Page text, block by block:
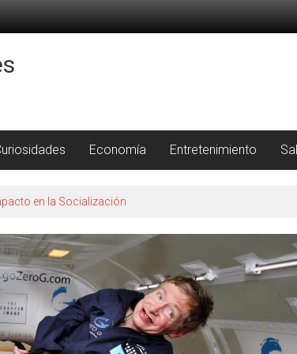
Economía Entretenimiento
en la Socialización